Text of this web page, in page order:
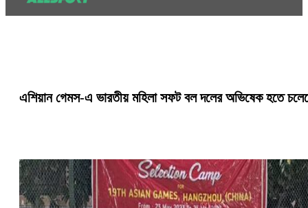
এশিয়ান গেমস-এ ভারতীয় মহিলা সফট বল দলের অভিষেক হতে